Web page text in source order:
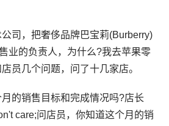
司，把奢侈品牌巴宝莉(Burberry)
业的负责人，为什么?我去苹果零
员几个问题，问了十几家店。
的销售目标和完成情况吗?店长
care;问店员，你知道这个月的销